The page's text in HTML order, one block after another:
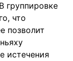
группировке
что
позволит
истечения